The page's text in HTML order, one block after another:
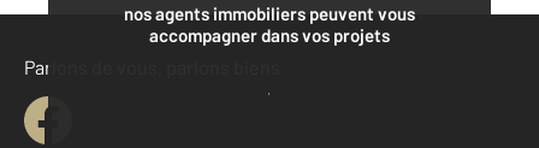
nos agents immobiliers peuvent vous
accompagner dans vos projets
Contacter l'agence
Parlons de vous, parlons biens